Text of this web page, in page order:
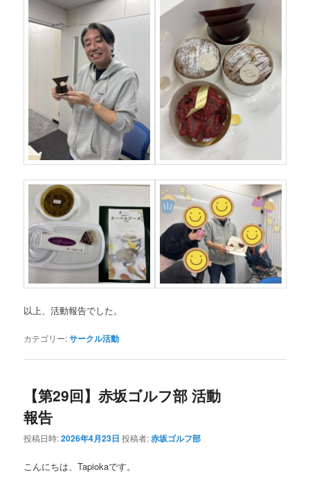
以上、活動報告でした。
カテゴリー:サークル活動
【第29回】赤坂ゴルフ部 活動
報告
投稿日時:2026年4月23日 投稿者:赤坂ゴルフ部
こんにちは、Tapiokaです。